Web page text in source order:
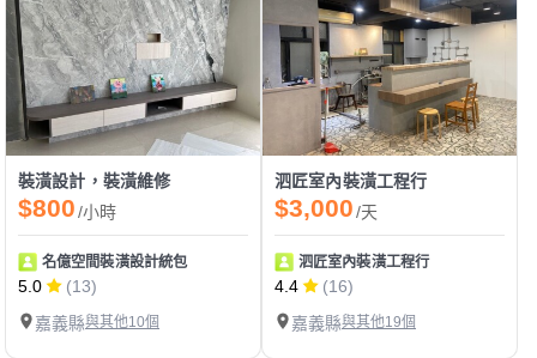
裝潢設計，裝潢維修
$800/小時
名億空間裝潢設計統包
5.0
(13)
嘉義縣與其他10個
泗匠室內裝潢工程行
$3,000/天
泗匠室內裝潢工程行
4.4
(16)
嘉義縣與其他19個